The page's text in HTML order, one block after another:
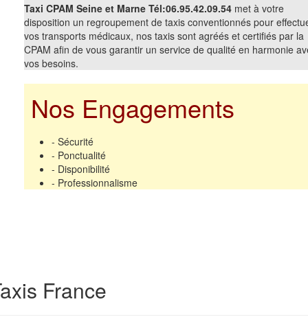
Taxi CPAM Seine et Marne Tél:06.95.42.09.54 met à votre
disposition un regroupement de taxis conventionnés pour
vos transports médicaux, nos taxis sont agréés et certifiés par la
CPAM afin de vous garantir un service de qualité en harmonie
vos besoins.
Nos Engagements
- Sécurité
- Ponctualité
- Disponibilité
- Professionnalisme
France